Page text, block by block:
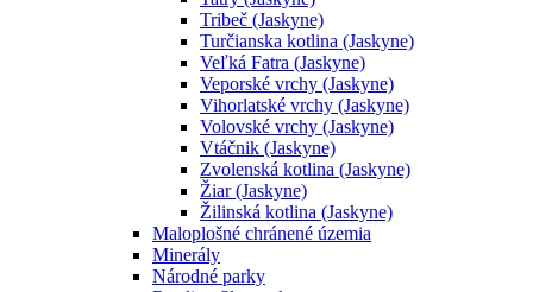
Tribeč (Jaskyne)
Turčianska kotlina (Jaskyne)
Veľká Fatra (Jaskyne)
Veporské vrchy (Jaskyne)
Vihorlatské vrchy (Jaskyne)
Volovské vrchy (Jaskyne)
Vtáčnik (Jaskyne)
Zvolenská kotlina (Jaskyne)
Žiar (Jaskyne)
Žilinská kotlina (Jaskyne)
Maloplošné chránené územia
Minerály
Národné parky